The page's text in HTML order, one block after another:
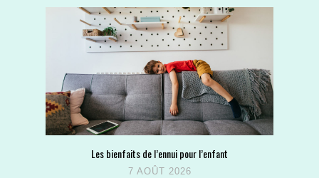
Les bienfaits de l’ennui pour l’enfant
7 AOÛT 2026